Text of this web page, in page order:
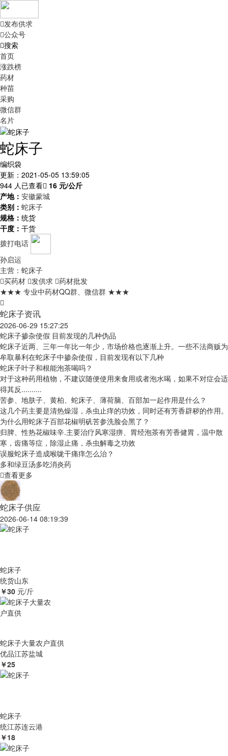
发布供求
公众号
搜索
首页
涨跌榜
药材
种苗
采购
微信群
名片
蛇床子
编织袋
更新：2021-05-05 13:59:05
944 人已查看
16 元/公斤
产地： 安徽蒙城
类别： 蛇床子
规格： 统货
干度： 干货
拨打电话
孙启运
主营：蛇床子
买药材
发供求 药材批发
★★★ 专业中药材QQ群、微信群 ★★★
蛇床子资讯
2026-06-29 15:27:25
蛇床子掺杂使假 目前发现的几种伪品
蛇床子近两、三年一年比一年少，市场价格也逐渐上升。一些不法商贩为
牟取暴利在蛇床子中掺杂使假，目前发现有以下几种
蛇床子叶子和根能泡茶喝吗？
对于这种药用植物，不建议随便使用来食用或者泡水喝，如果不对症会适
得其反..........
苦参、地肤子、黄柏、蛇床子、薄荷脑、百部加一起作用是什么？
这几个药主要是清热燥湿，杀虫止痒的功效，同时还有芳香辟秽的作用。
为什么用蛇床子百部花椒明矾苦参洗脸会黑了？
归脾、性热花椒味辛.主要治疗风寒湿痹、胃经泡茶有芳香健胃，温中散
寒，齿痛等症，除湿止痛，杀虫解毒之功效
误服蛇床子造成喉咙干痛痒怎么治？
多和绿豆汤多吃消炎药
查看更多
蛇床子供应
2026-06-14 08:19:39
蛇床子
统货山东
￥30 元/斤
蛇床子大量农户直供
优品江苏盐城
￥25
蛇床子
统江苏连云港
￥18